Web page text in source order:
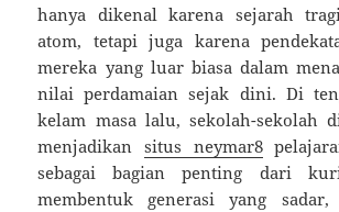
hanya dikenal karena sejarah
atom, tetapi juga karena
mereka yang luar biasa dalam
nilai perdamaian sejak dini. Di
kelam masa lalu, sekolah-sekolah
menjadikan situs neymar8
sebagai bagian penting dari
membentuk generasi yang